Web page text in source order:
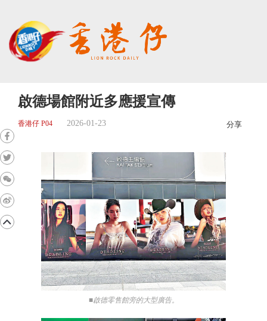
啟德場館附近多應援宣傳
香港仔 P04 2026-01-23 分享
■啟德零售館旁的大型廣告。